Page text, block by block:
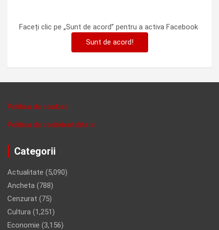
Faceți clic pe „Sunt de acord” pentru a activa Facebook
Sunt de acord!
Politica de cookies
Politica de confidentalitate
Categorii
Actualitate (5,090)
Ancheta (788)
Cenzurat (75)
Cultura (1,251)
Economie (3,156)